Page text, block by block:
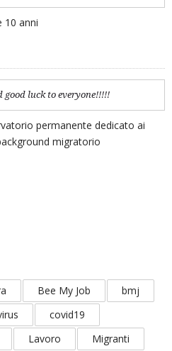
10 anni
good luck to everyone!!!!!
permanente dedicato ai
migratorio
Bee My Job
bmj
covid19
Lavoro
Migranti